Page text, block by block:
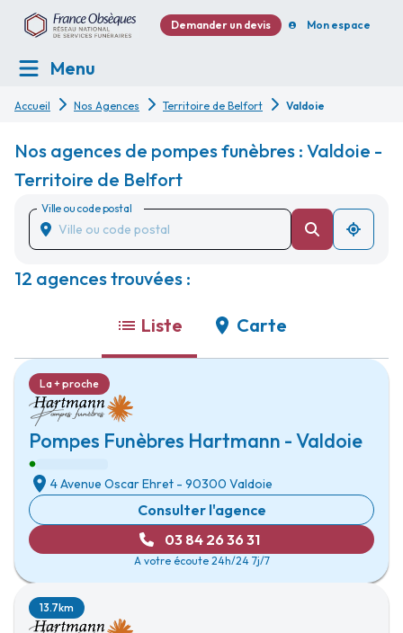
Demander un devis Mon espace
Menu
Accueil Nos Agences Territoire de Belfort Valdoie
Nos agences de pompes funèbres : Valdoie -
Territoire de Belfort
Ville ou code postal
12 agences trouvées :
Liste Carte
Pompes Funèbres Hartmann - Valdoie
La + proche
4 Avenue Oscar Ehret - 90300 Valdoie
Consulter l'agence
03 84 26 36 31
A votre écoute 24h/24 7j/7
13.7km